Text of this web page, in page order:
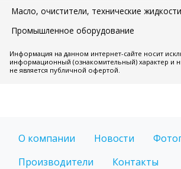
Масло, очистители, технические жидкости
Промышленное оборудование
Информация на данном интернет-сайте носит
информационный (ознакомительный) характер и
не является публичной офертой.
О компании Новости
Производители
Контакты